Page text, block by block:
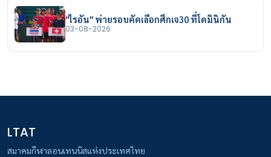
"ไรอัน" พ่ายรอบคัดเลือกศึกเจ30 ที่โดมินิกัน
03-08-2026
LTAT
สมาคมกีฬาลอนเทนนิสแห่งประเทศไทย